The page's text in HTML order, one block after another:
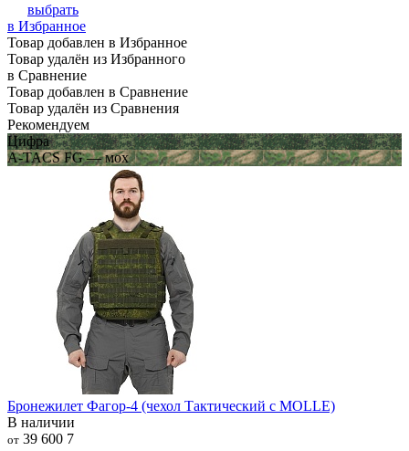
выбрать
в Избранное
Товар добавлен в Избранное
Товар удалён из Избранного
в Сравнение
Товар добавлен в Сравнение
Товар удалён из Сравнения
Рекомендуем
Цифра
A-TACS FG — мох
Бронежилет Фагор-4 (чехол Тактический с MOLLE)
В наличии
от 39 600 7